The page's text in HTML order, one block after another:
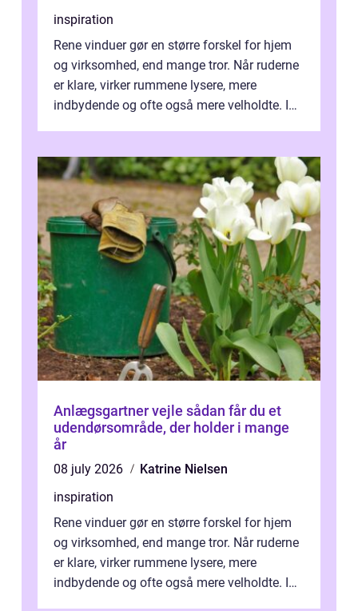
inspiration
Rene vinduer gør en større forskel for hjem
og virksomhed, end mange tror. Når ruderne
er klare, virker rummene lysere, mere
indbydende og ofte også mere velholdte. I
Anlægsgartner vejle sådan får du et
udendørsområde, der holder i mange
år
08 july 2026
Katrine Nielsen
inspiration
Rene vinduer gør en større forskel for hjem
og virksomhed, end mange tror. Når ruderne
er klare, virker rummene lysere, mere
indbydende og ofte også mere velholdte. I